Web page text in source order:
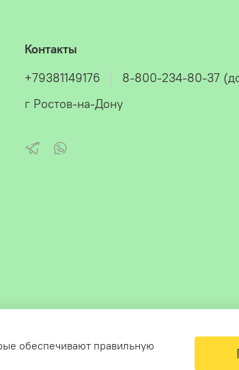
Контакты
+79381149176
8-800-234-80-37
г Ростов-на-Дону
обеспечивают правильную